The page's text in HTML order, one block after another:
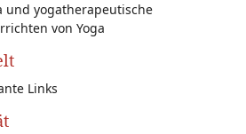
und yogatherapeutische
von Yoga
Links